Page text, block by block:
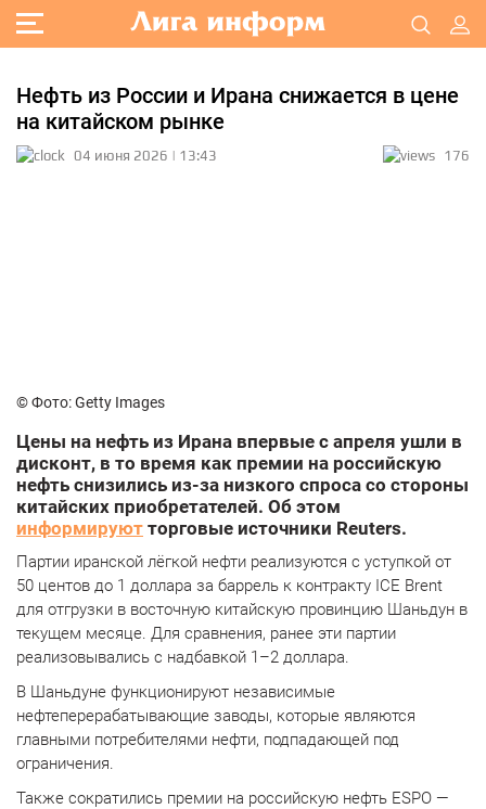
Нефть из России и Ирана снижается в цене
на китайском рынке
04 июня 2026 | 13:43 176
© Фото: Getty Images
Цены на нефть из Ирана впервые с апреля ушли в
дисконт, в то время как премии на российскую
нефть снизились из-за низкого спроса со стороны
китайских приобретателей. Об этом
информируют торговые источники Reuters.
Партии иранской лёгкой нефти реализуются с уступкой от
50 центов до 1 доллара за баррель к контракту ICE Brent
для отгрузки в восточную китайскую провинцию Шаньдун в
текущем месяце. Для сравнения, ранее эти партии
реализовывались с надбавкой 1–2 доллара.
В Шаньдуне функционируют независимые
нефтеперерабатывающие заводы, которые являются
главными потребителями нефти, подпадающей под
ограничения.
Также сократились премии на российскую нефть ESPO —